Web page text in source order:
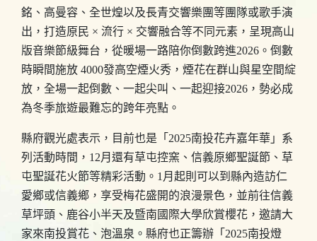
銘、高曼容、全世煌以及長青交響樂團等團隊或歌手演
出，打造原民 × 流行 × 交響融合等不同元素，呈現高山
版音樂節級舞台，從暖場一路陪你倒數跨進2026。倒數
時瞬間施放 4000發高空煙火秀，煙花在群山與星空間綻
放，全場一起倒數、一起尖叫、一起迎接2026，勢必成
為冬季旅遊最難忘的跨年亮點。
縣府觀光處表示，目前也是「2025南投花卉嘉年華」系
列活動時間，12月還有草屯控窯、信義原鄉聖誕節、草
屯聖誕花火節等精彩活動。1月起則可以到縣內造訪仁
愛鄉或信義鄉，享受梅花盛開的浪漫景色，並前往信義
草坪頭、鹿谷小半天及暨南國際大學欣賞櫻花，邀請大
家來南投賞花、泡溫泉。縣府也正籌辦「2025南投燈